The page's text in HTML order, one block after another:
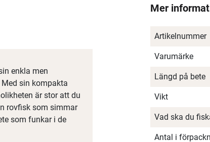
enkla men
sin kompakta
är stor att du
rovfisk som simmar
som funkar i de
Mer
Artikelnummer
Varumärke
Längd på bete
Vikt
Vad ska du
Antal i